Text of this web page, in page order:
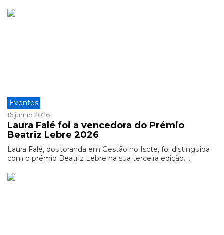
Eventos
16 junho 2026
Laura Falé foi a vencedora do Prémio
Beatriz Lebre 2026
Laura Falé, doutoranda em Gestão no Iscte, foi distinguida
com o prémio Beatriz Lebre na sua terceira edição. ...